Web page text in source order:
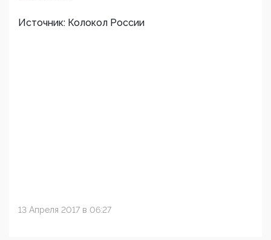
Источник: Колокол России
13 Апреля 2017 в 06:27